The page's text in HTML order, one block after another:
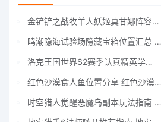
金铲铲之战牧羊人妖姬莫甘娜阵容玩法指南金铲铲之战牧羊人妖姬莫甘娜阵容玩法
鸣潮隐海试验场隐藏宝箱位置汇总 鸣潮隐海试验场隐藏基准宝箱获取指南
洛克王国世界S2赛季认真精英学者打法指南 洛克王国世界S2赛季认真精英学者怎么打
红色沙漠食人鱼位置分享 红色沙漠食人鱼位置一览
时空猎人觉醒恶魔岛副本玩法指南 时空猎人觉醒恶魔岛副本玩法攻略